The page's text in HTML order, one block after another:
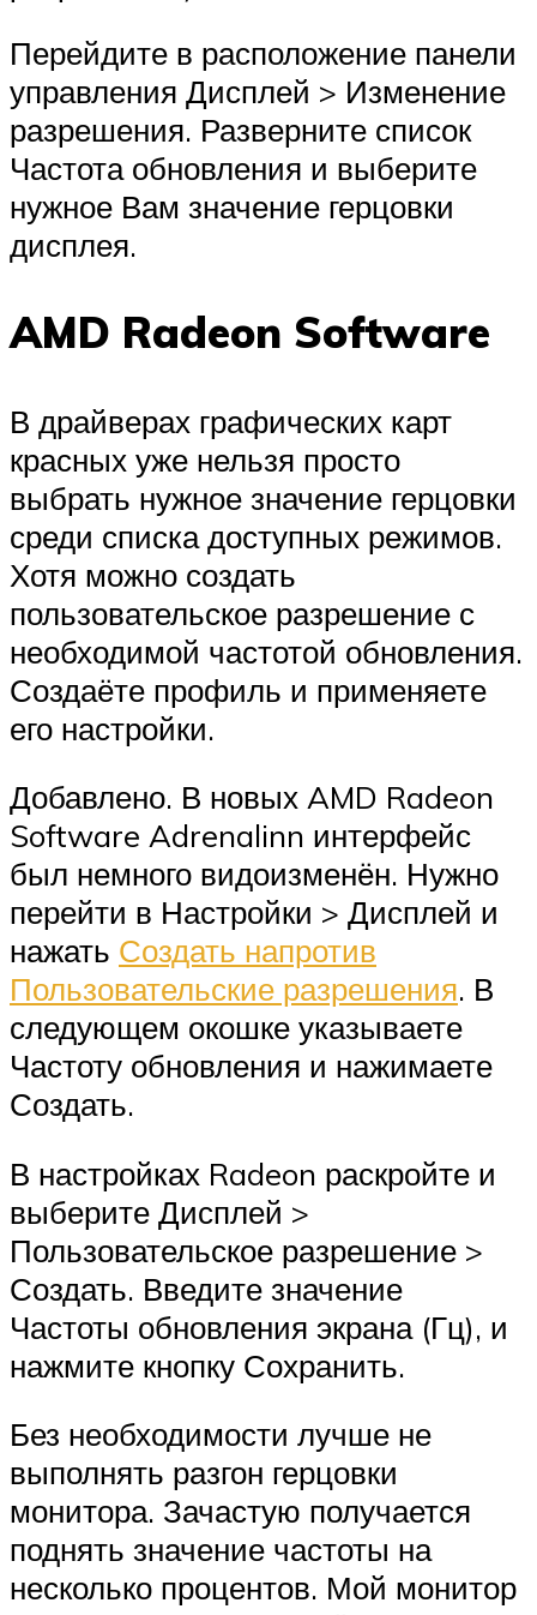
Перейдите в расположение панели
управления Дисплей > Изменение
разрешения. Разверните список
Частота обновления и выберите
нужное Вам значение герцовки
дисплея.
AMD Radeon Software
В драйверах графических карт
красных уже нельзя просто
выбрать нужное значение герцовки
среди списка доступных режимов.
Хотя можно создать
пользовательское разрешение с
необходимой частотой обновления.
Создаёте профиль и применяете
его настройки.
Добавлено. В новых AMD Radeon
Software Adrenalinn интерфейс
был немного видоизменён. Нужно
перейти в Настройки > Дисплей и
нажать Создать напротив
Пользовательские разрешения. В
следующем окошке указываете
Частоту обновления и нажимаете
Создать.
В настройках Radeon раскройте и
выберите Дисплей >
Пользовательское разрешение >
Создать. Введите значение
Частоты обновления экрана (Гц), и
нажмите кнопку Сохранить.
Без необходимости лучше не
выполнять разгон герцовки
монитора. Зачастую получается
поднять значение частоты на
несколько процентов. Мой монитор